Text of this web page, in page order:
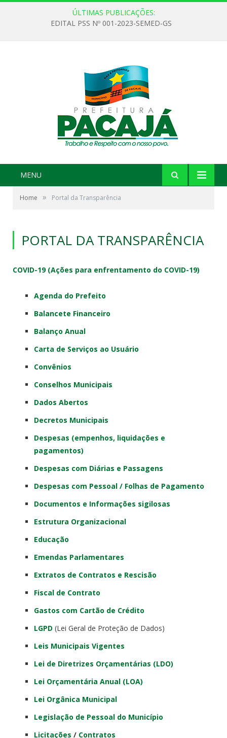
ÚLTIMAS PUBLICAÇÕES:
EDITAL PSS Nº 001-2023-SEMED-GS
MENU
Home » Portal da Transparência
PORTAL DA TRANSPARÊNCIA
COVID-19 (Ações para enfrentamento do COVID-19)
Agenda do Prefeito
Balancete Financeiro
Balanço Anual
Carta de Serviços ao Usuário
Convênios
Conselhos Municipais
Dados Abertos
Decretos Municipais
Despesas (empenhos, liquidações e
pagamentos)
Despesas com Diárias e Passagens
Despesas com Pessoal / Folhas de Pagamento
Documentos e Informações sigilosas
Estrutura Organizacional
Educação
Emendas Parlamentares
Extratos de Contratos e Rescisão
Fiscal de Contrato
Gastos com Cartão de Crédito
LGPD (Lei Geral de Proteção de Dados)
Leis Municipais Vigentes
Lei de Diretrizes Orçamentárias (LDO)
Lei Orçamentária Anual (LOA)
Lei Orgânica Municipal
Legislação de Pessoal do Município
Licitações / Contratos